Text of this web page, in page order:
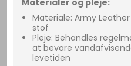
Materialer og pleje:
Materiale: Army
stof
Pleje: Behandles
at bevare
levetiden